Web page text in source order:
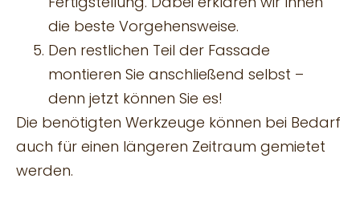
die beste Vorgehensweise.
Den restlichen Teil der Fassade
montieren Sie anschließend selbst –
denn jetzt können Sie es!
Die benötigten Werkzeuge können bei Bedarf
auch für einen längeren Zeitraum gemietet
werden.